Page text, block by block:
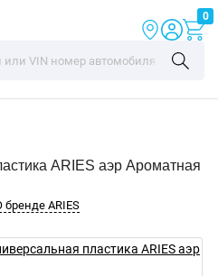
0
ARIES аэр Ароматная
бренде ARIES